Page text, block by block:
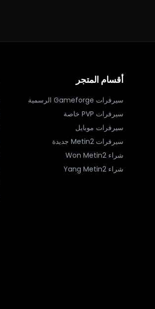
أقسام المتجر
سيرفرات Gameforge الرسمية
سيرفرات PVP خاصة
سيرفرات موبايل
سيرفرات Metin2 جديدة
شراء Won Metin2
شراء Yang Metin2